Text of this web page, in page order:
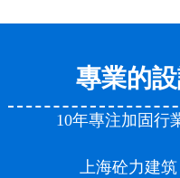
專業的
10年專注加固行
上海砼力建